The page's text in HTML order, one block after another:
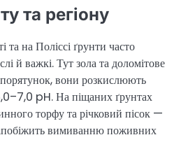
та регіону
на Поліссі ґрунти часто
й важкі. Тут зола та доломітове
вони розкислюють
pH. На піщаних ґрунтах
торфу та річковий пісок —
вимиванню поживних